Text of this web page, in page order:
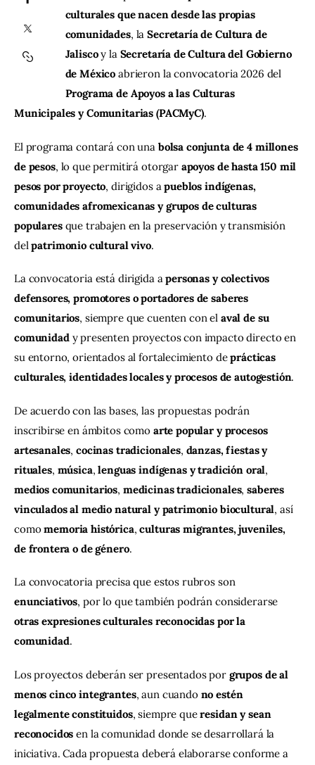
Contacto
culturales que nacen desde las propias
comunidades, la Secretaría de Cultura de
Jalisco y la Secretaría de Cultura del Gobierno
de México abrieron la convocatoria 2026 del
Programa de Apoyos a las Culturas
Municipales y Comunitarias (PACMyC).
El programa contará con una bolsa conjunta de 4 millones
de pesos, lo que permitirá otorgar apoyos de hasta 150 mil
pesos por proyecto, dirigidos a pueblos indígenas,
comunidades afromexicanas y grupos de culturas
populares que trabajen en la preservación y transmisión
del patrimonio cultural vivo.
La convocatoria está dirigida a personas y colectivos
defensores, promotores o portadores de saberes
comunitarios, siempre que cuenten con el aval de su
comunidad y presenten proyectos con impacto directo en
su entorno, orientados al fortalecimiento de prácticas
culturales, identidades locales y procesos de autogestión.
De acuerdo con las bases, las propuestas podrán
inscribirse en ámbitos como arte popular y procesos
artesanales, cocinas tradicionales, danzas, fiestas y
rituales, música, lenguas indígenas y tradición oral,
medios comunitarios, medicinas tradicionales, saberes
vinculados al medio natural y patrimonio biocultural, así
como memoria histórica, culturas migrantes, juveniles,
de frontera o de género.
La convocatoria precisa que estos rubros son
enunciativos, por lo que también podrán considerarse
otras expresiones culturales reconocidas por la
comunidad.
Los proyectos deberán ser presentados por grupos de al
menos cinco integrantes, aun cuando no estén
legalmente constituidos, siempre que residan y sean
reconocidos en la comunidad donde se desarrollará la
iniciativa. Cada propuesta deberá elaborarse conforme a